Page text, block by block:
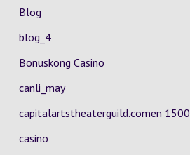
Blog
blog_4
Bonuskong Casino
canli_may
capitalartstheaterguild.comen 1500
casino